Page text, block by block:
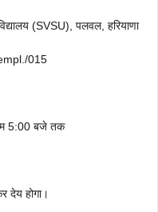
(SVSU), पलवल, हरियाणा
015
5:00 बजे तक
देय होगा।